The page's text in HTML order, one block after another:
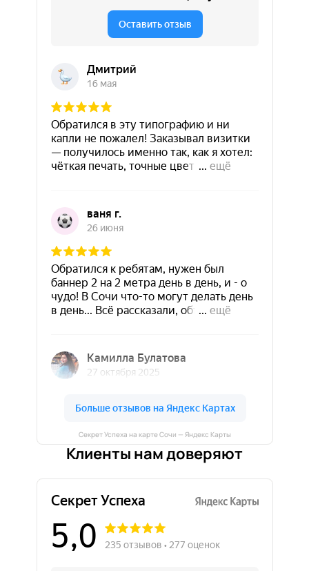
Секрет Успеха на карте Сочи — Яндекс Карты
Клиенты нам доверяют